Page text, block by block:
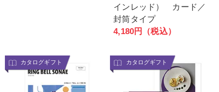
インレッド） カード／
封筒タイプ
4,180円（税込）
カタログギフト カタログギフト